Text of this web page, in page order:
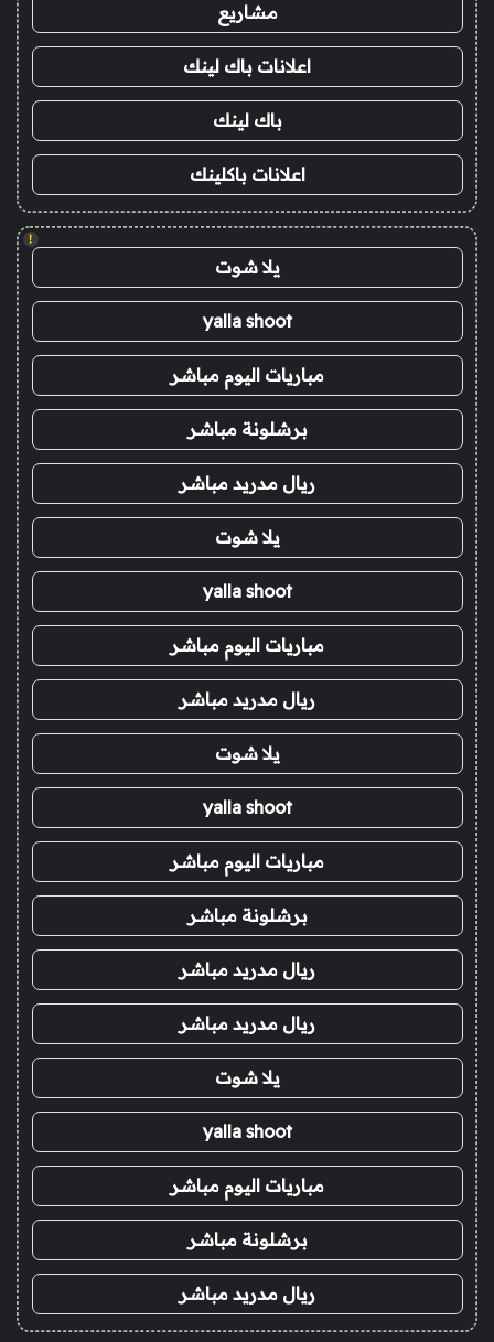
مشاريع
اعلانات باك لينك
باك لينك
اعلانات باكلينك
!
يلا شوت
yalla shoot
مباريات اليوم مباشر
برشلونة مباشر
ريال مدريد مباشر
يلا شوت
yalla shoot
مباريات اليوم مباشر
ريال مدريد مباشر
يلا شوت
yalla shoot
مباريات اليوم مباشر
برشلونة مباشر
ريال مدريد مباشر
ريال مدريد مباشر
يلا شوت
yalla shoot
مباريات اليوم مباشر
برشلونة مباشر
ريال مدريد مباشر